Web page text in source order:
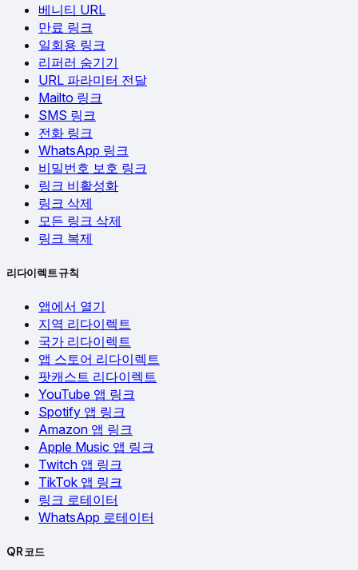
베니티 URL
만료 링크
일회용 링크
리퍼러 숨기기
URL 파라미터 전달
Mailto 링크
SMS 링크
전화 링크
WhatsApp 링크
비밀번호 보호 링크
링크 비활성화
링크 삭제
모든 링크 삭제
링크 복제
리다이렉트 규칙
앱에서 열기
지역 리다이렉트
국가 리다이렉트
앱 스토어 리다이렉트
팟캐스트 리다이렉트
YouTube 앱 링크
Spotify 앱 링크
Amazon 앱 링크
Apple Music 앱 링크
Twitch 앱 링크
TikTok 앱 링크
링크 로테이터
WhatsApp 로테이터
QR 코드